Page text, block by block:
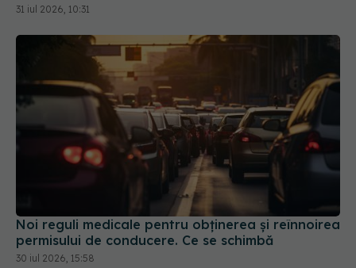
31 iul 2026, 10:31
Noi reguli medicale pentru obținerea și reînnoirea
permisului de conducere. Ce se schimbă
30 iul 2026, 15:58